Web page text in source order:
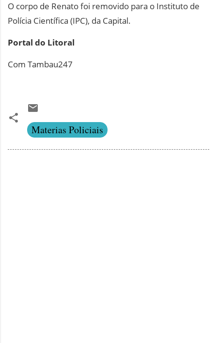
O corpo de Renato foi removido para o Instituto de
Polícia Científica (IPC), da Capital.
Portal do Litoral
Com Tambau247
Materias Policiais